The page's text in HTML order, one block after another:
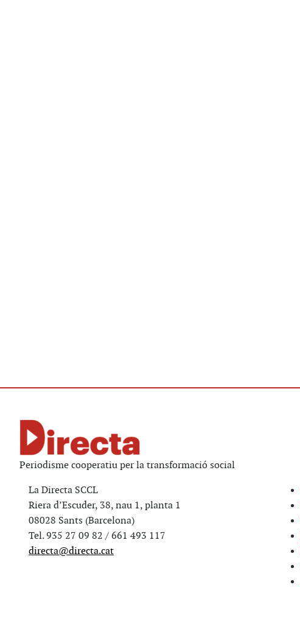
Periodisme cooperatiu per la transformació social
La Directa SCCL
Riera d’Escuder, 38, nau 1, planta 1
08028 Sants (Barcelona)
Tel. 935 27 09 82 / 661 493 117
directa@directa.cat